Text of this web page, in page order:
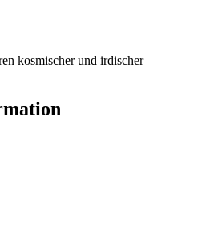
kosmischer und irdischer